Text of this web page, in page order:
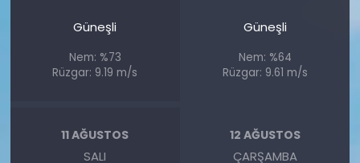
Güneşli
Nem: %73
Rüzgar: 9.19 m/s
Güneşli
Nem: %64
Rüzgar: 9.61 m/s
11 AĞUSTOS
SALI
12 AĞUSTOS
ÇARŞAMBA